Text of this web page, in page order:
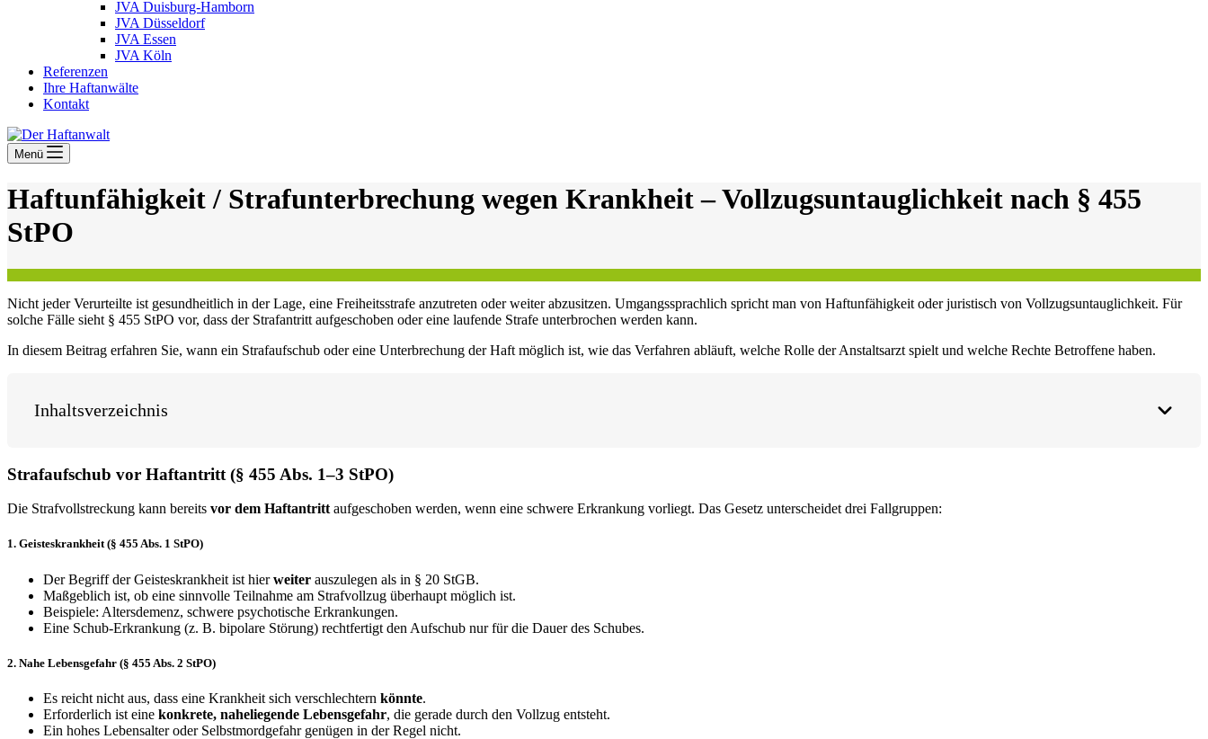
JVA Duisburg-Hamborn
JVA Düsseldorf
JVA Essen
JVA Köln
Referenzen
Ihre Haftanwälte
Kontakt
Menü
Haftunfähigkeit / Strafunterbrechung wegen Krankheit – Vollzugsuntauglichkeit nach § 455
StPO
Nicht jeder Verurteilte ist gesundheitlich in der Lage, eine Freiheitsstrafe anzutreten oder weiter abzusitzen. Umgangssprachlich spricht man von Haftunfähigkeit oder juristisch von Vollzugsuntauglichkeit. Für
solche Fälle sieht § 455 StPO vor, dass der Strafantritt aufgeschoben oder eine laufende Strafe unterbrochen werden kann.
In diesem Beitrag erfahren Sie, wann ein Strafaufschub oder eine Unterbrechung der Haft möglich ist, wie das Verfahren abläuft, welche Rolle der Anstaltsarzt spielt und welche Rechte Betroffene haben.
Inhaltsverzeichnis
Strafaufschub vor Haftantritt (§ 455 Abs. 1–3 StPO)
Die Strafvollstreckung kann bereits vor dem Haftantritt aufgeschoben werden, wenn eine schwere Erkrankung vorliegt. Das Gesetz unterscheidet drei Fallgruppen:
1. Geisteskrankheit (§ 455 Abs. 1 StPO)
Der Begriff der Geisteskrankheit ist hierweiter auszulegen als in § 20 StGB.
Maßgeblich ist, ob eine sinnvolle Teilnahme am Strafvollzug überhaupt möglich ist.
Beispiele: Altersdemenz, schwere psychotische Erkrankungen.
Eine Schub-Erkrankung (z. B. bipolare Störung) rechtfertigt den Aufschub nur für die Dauer des Schubes.
2. Nahe Lebensgefahr (§ 455 Abs. 2 StPO)
Es reicht nicht aus, dass eine Krankheit sich verschlechtern könnte.
Erforderlich ist eine konkrete, naheliegende Lebensgefahr, die gerade durch den Vollzug entsteht.
Ein hohes Lebensalter oder Selbstmordgefahr genügen in der Regel nicht.